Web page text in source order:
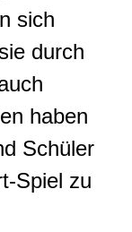
sich
durch
haben
Schüler
Spiel zu